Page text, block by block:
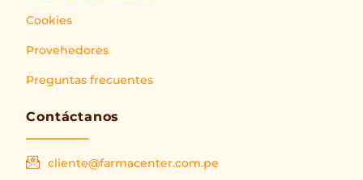
Cookies
Provehedores
Preguntas frecuentes
Contáctanos
cliente@farmacenter.com.pe